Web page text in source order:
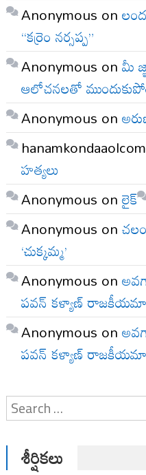
Anonymous on
“కర్రెం నర్సప్ప”
Anonymous onమీ
ఆలోచనలతో
Anonymous on
hanamkondaaolcom
హత్యలు
Anonymous onలైక్
Anonymous on
‘చుక్కమ్మ’
Anonymous on
పవన్ కళ్యాణ్
Anonymous on
పవన్ కళ్యాణ్
శీర్షికలు